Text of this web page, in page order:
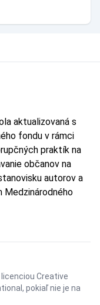
aktualizovaná s
fondu v rámci
praktík na
občanov na
autorov a
Medzinárodného
Creative
, pokiaľ nie je na